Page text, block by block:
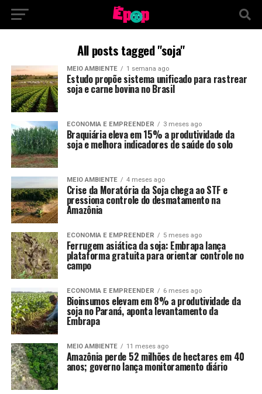
All posts tagged "soja"
MEIO AMBIENTE 1 semana ago
Estudo propõe sistema unificado para rastrear
soja e carne bovina no Brasil
ECONOMIA E EMPREENDER 3 meses ago
Braquiária eleva em 15% a produtividade da
soja e melhora indicadores de saúde do solo
MEIO AMBIENTE 4 meses ago
Crise da Moratória da Soja chega ao STF e
pressiona controle do desmatamento na
Amazônia
ECONOMIA E EMPREENDER 5 meses ago
Ferrugem asiática da soja: Embrapa lança
plataforma gratuita para orientar controle no
campo
ECONOMIA E EMPREENDER 6 meses ago
Bioinsumos elevam em 8% a produtividade da
soja no Paraná, aponta levantamento da
Embrapa
MEIO AMBIENTE 11 meses ago
Amazônia perde 52 milhões de hectares em 40
anos; governo lança monitoramento diário